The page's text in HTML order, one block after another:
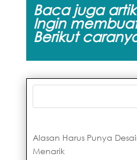
Baca juga
Ingin
Berikut
Alasan Harus Punya
Menarik